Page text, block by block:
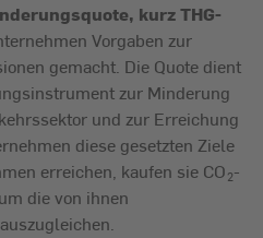
kurz THG-
Vorgaben zur
gemacht. Die Quote dient
zur Minderung
und zur Erreichung
diese gesetzten Ziele
erreichen, kaufen sie CO 2-
die von ihnen